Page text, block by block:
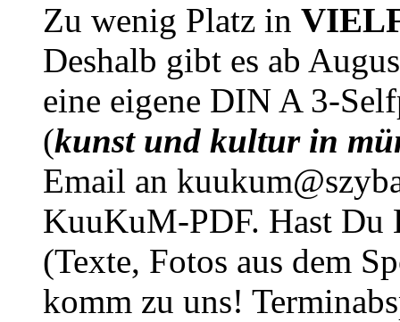
Zu wenig Platz in
Deshalb gibt es ab
eine eigene DIN A 3-
(kunst und kultur in
Email an
KuuKuM-PDF. Hast Du
(Texte, Fotos aus dem
komm zu uns!